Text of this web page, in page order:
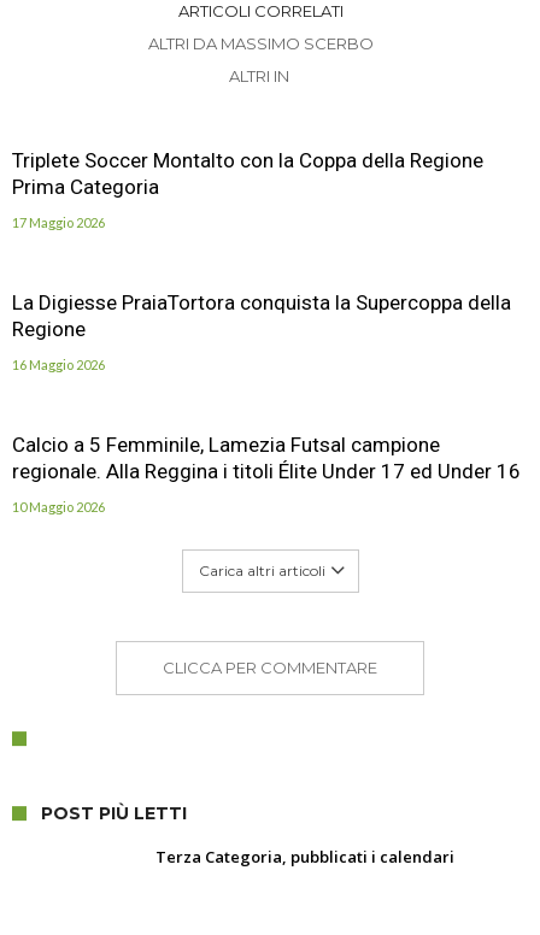
ARTICOLI CORRELATI
ALTRI DA MASSIMO SCERBO
ALTRI IN
Triplete Soccer Montalto con la Coppa della Regione
Prima Categoria
17 Maggio 2026
La Digiesse PraiaTortora conquista la Supercoppa della
Regione
16 Maggio 2026
Calcio a 5 Femminile, Lamezia Futsal campione
regionale. Alla Reggina i titoli Élite Under 17 ed Under 16
10 Maggio 2026
Carica altri articoli
CLICCA PER COMMENTARE
POST PIÙ LETTI
Terza Categoria, pubblicati i calendari